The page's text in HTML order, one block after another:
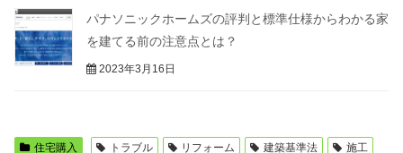
パナソニックホームズの評判と標準仕様からわかる家
を建てる前の注意点とは？
2023年3月16日
住宅購入 トラブル リフォーム 建築基準法 施工